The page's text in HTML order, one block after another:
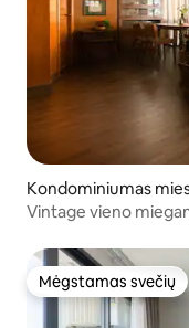
Kondominiumas
Vintage vieno
Mėgstamas svečių
Mėgstamas svečių